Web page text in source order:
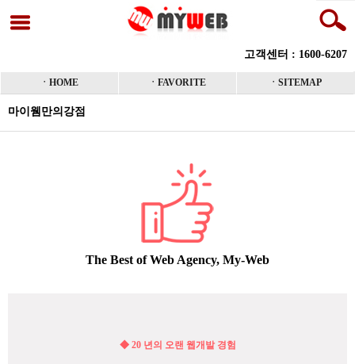
고객센터 : 1600-6207
ㆍHOME ㆍFAVORITE ㆍSITEMAP
마이웸만의강점
The Best of Web Agency, My-Web
◆ 20 년의 오랜 웹개발 경험